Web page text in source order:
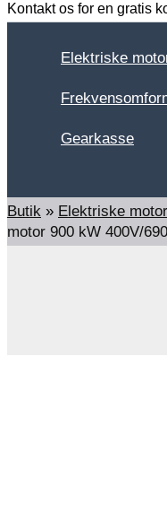
Kontakt os for en gratis
Elektriske
Gearkasse
Butik » Elektriske
motor 900 kW 400V/